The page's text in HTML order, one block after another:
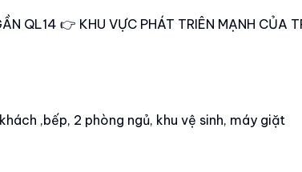
QL14 👉 KHU VỰC PHÁT TRIÊN MẠNH CỦA
,bếp, 2 phòng ngủ, khu vệ sinh, máy giặt